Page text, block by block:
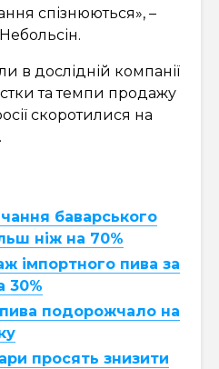
спізнюються», –
в дослідній компанії
та темпи продажу
скоротилися на
баварського
ніж на 70%
імпортного пива за
30%
подорожчало на
просять знизити